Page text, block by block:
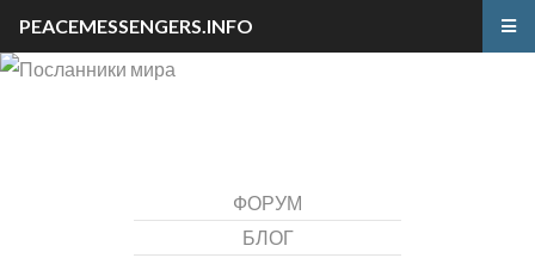
ФОРУМ
БЛОГ
PEACEMESSENGERS.INFO